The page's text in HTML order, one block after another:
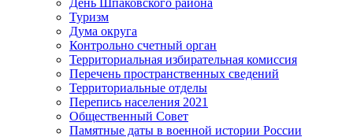
День Шпаковского района
Туризм
Дума округа
Контрольно счетный орган
Территориальная избирательная комиссия
Перечень пространственных сведений
Территориальные отделы
Перепись населения 2021
Общественный Совет
Памятные даты в военной истории России